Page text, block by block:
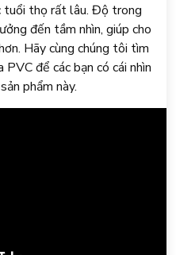
tuổi thọ rất lâu. Độ trong
đến tầm nhìn, giúp cho
Hãy cùng chúng tôi tìm
để các bạn có cái nhìn
phẩm này.